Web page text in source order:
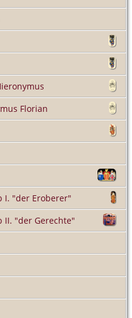
Florian
I. "der Eroberer"
II. "der Gerechte"